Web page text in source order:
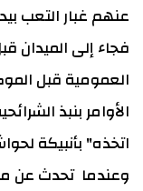
عنهم غبار التعب
فجاء إلى الميدان
العمومية قبل
الأوامر بنبذ
اتخذه" بأنبيكة
وعندما تحدث عن